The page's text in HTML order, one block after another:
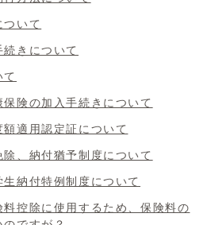
いて
きについて
険の加入手続きについて
適用認定証について
、納付猶予制度について
納付特例制度について
控除に使用するため、保険料の